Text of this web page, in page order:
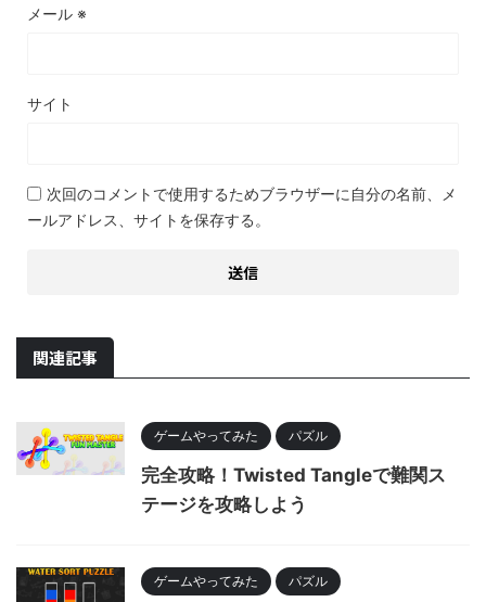
メール ※
サイト
次回のコメントで使用するためブラウザーに自分の名前、メ
ールアドレス、サイトを保存する。
関連記事
ゲームやってみた パズル
完全攻略！Twisted Tangleで難関ス
テージを攻略しよう
ゲームやってみた パズル